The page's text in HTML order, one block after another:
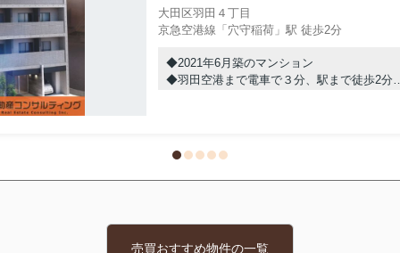
大田区羽田４丁目
京急空港線「穴守稲荷」駅 徒歩2分
◆2021年6月築のマンション
◆羽田空港まで電車で３分、駅まで徒歩2分
売買おすすめ物件の一覧